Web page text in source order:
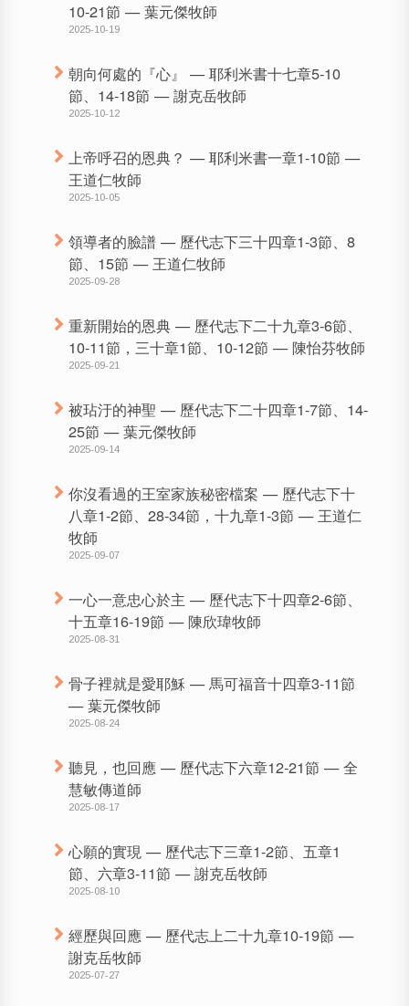
10-21節 — 葉元傑牧師
2025-10-19
朝向何處的『心』 — 耶利米書十七章5-10
節、14-18節 — 謝克岳牧師
2025-10-12
上帝呼召的恩典？ — 耶利米書一章1-10節 —
王道仁牧師
2025-10-05
領導者的臉譜 — 歷代志下三十四章1-3節、8
節、15節 — 王道仁牧師
2025-09-28
重新開始的恩典 — 歷代志下二十九章3-6節、
10-11節，三十章1節、10-12節 — 陳怡芬牧師
2025-09-21
被玷汙的神聖 — 歷代志下二十四章1-7節、14-
25節 — 葉元傑牧師
2025-09-14
你沒看過的王室家族秘密檔案 — 歷代志下十
八章1-2節、28-34節，十九章1-3節 — 王道仁
牧師
2025-09-07
一心一意忠心於主 — 歷代志下十四章2-6節、
十五章16-19節 — 陳欣瑋牧師
2025-08-31
骨子裡就是愛耶穌 — 馬可福音十四章3-11節
— 葉元傑牧師
2025-08-24
聽見，也回應 — 歷代志下六章12-21節 — 全
慧敏傳道師
2025-08-17
心願的實現 — 歷代志下三章1-2節、五章1
節、六章3-11節 — 謝克岳牧師
2025-08-10
經歷與回應 — 歷代志上二十九章10-19節 —
謝克岳牧師
2025-07-27